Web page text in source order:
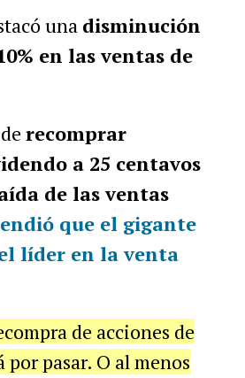
una disminución
en las ventas de
recomprar
a 25 centavos
de las ventas
que el gigante
líder en la venta
de acciones de
pasar. O al menos